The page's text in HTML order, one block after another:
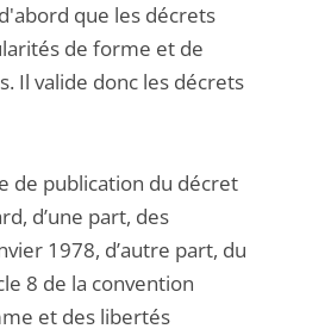
que les décrets
de forme et de
Il valide donc les décrets
de publication du décret
d’une part, des
1978, d’autre part, du
8 de la convention
et des libertés